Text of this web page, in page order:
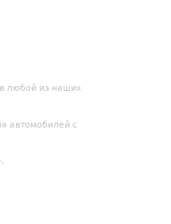
любой из наших
автомобилей с